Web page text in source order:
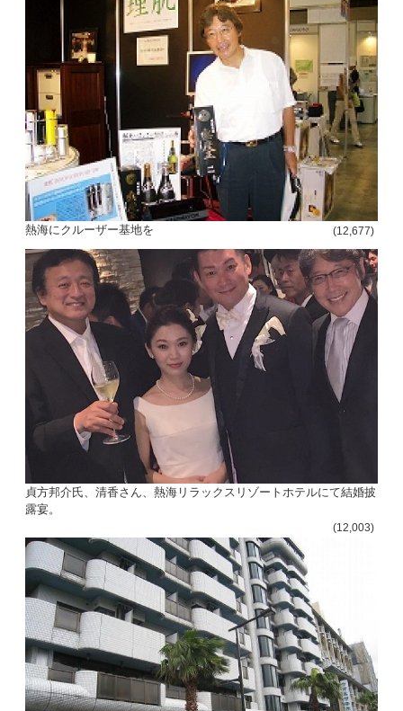
熱海にクルーザー基地を (12,677)
貞方邦介氏、清香さん、熱海リラックスリゾートホテルにて結婚披
露宴。
(12,003)